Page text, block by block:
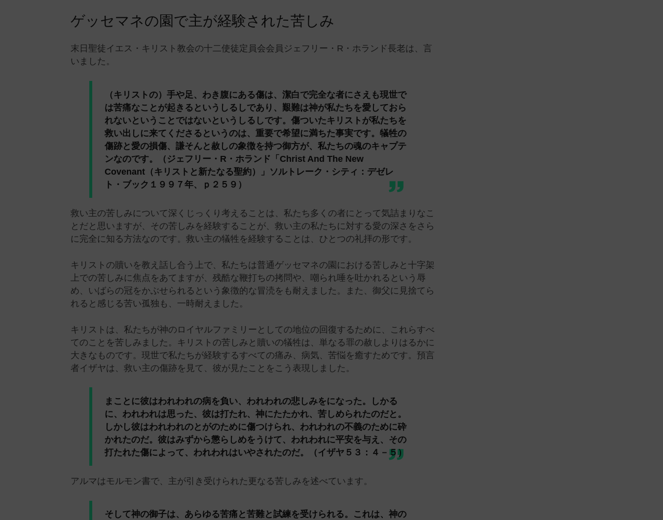
ゲッセマネの園で主が経験された苦しみ
末日聖徒イエス・キリスト教会の十二使徒定員会会員ジェフリー・R・ホランド長老は、言
いました。
（キリストの）手や足、わき腹にある傷は、潔白で完全な者にさえも現世で
は苦痛なことが起きるというしるしであり、艱難は神が私たちを愛しておら
れないということではないというしるしです。傷ついたキリストが私たちを
救い出しに来てくださるというのは、重要で希望に満ちた事実です。犠牲の
傷跡と愛の損傷、謙そんと赦しの象徴を持つ御方が、私たちの魂のキャプテ
ンなのです。（ジェフリー・R・ホランド「Christ And The New
Covenant（キリストと新たなる聖約）」ソルトレーク・シティ：デゼレ
ト・ブック１９９７年、ｐ２５９）
救い主の苦しみについて深くじっくり考えることは、私たち多くの者にとって気詰まりなこ
とだと思いますが、その苦しみを経験することが、救い主の私たちに対する愛の深さをさら
に完全に知る方法なのです。救い主の犠牲を経験することは、ひとつの礼拝の形です。
キリストの贖いを教え話し合う上で、私たちは普通ゲッセマネの園における苦しみと十字架
上での苦しみに焦点をあてますが、残酷な鞭打ちの拷問や、嘲られ唾を吐かれるという辱
め、いばらの冠をかぶせられるという象徴的な冒涜をも耐えました。また、御父に見捨てら
れると感じる苦い孤独も、一時耐えました。
キリストは、私たちが神のロイヤルファミリーとしての地位の回復するために、これらすべ
てのことを苦しみました。キリストの苦しみと贖いの犠牲は、単なる罪の赦しよりはるかに
大きなものです。現世で私たちが経験するすべての痛み、病気、苦悩を癒すためです。預言
者イザヤは、救い主の傷跡を見て、彼が見たことをこう表現しました。
まことに彼はわれわれの病を負い、われわれの悲しみをになった。しかる
に、われわれは思った、彼は打たれ、神にたたかれ、苦しめられたのだと。
しかし彼はわれわれのとがのために傷つけられ、われわれの不義のために砕
かれたのだ。彼はみずから懲らしめをうけて、われわれに平安を与え、その
打たれた傷によって、われわれはいやされたのだ。（イザヤ５３：４－５）
アルマはモルモン書で、主が引き受けられた更なる苦しみを述べています。
そして神の御子は、あらゆる苦痛と苦難と試練を受けられる。これは、神の